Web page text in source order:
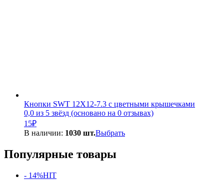
Кнопки SWT 12X12-7.3 с цветными крышечками
0,0 из 5 звёзд (основано на 0 отзывах)
15₽
В наличии: 1030 шт.Выбрать
Популярные товары
- 14%HIT